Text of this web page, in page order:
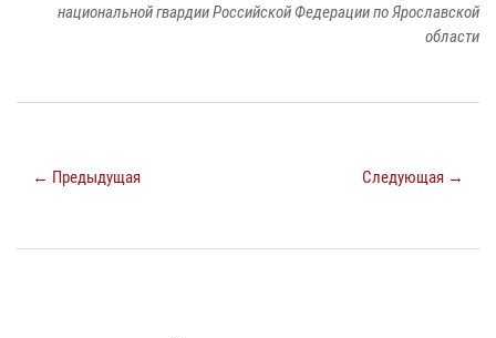
национальной гвардии Российской Федерации по Ярославской
области
← Предыдущая Следующая →